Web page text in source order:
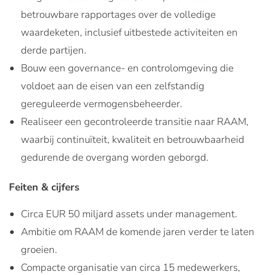
betrouwbare rapportages over de volledige
waardeketen, inclusief uitbestede activiteiten en
derde partijen.
Bouw een governance- en controlomgeving die
voldoet aan de eisen van een zelfstandig
gereguleerde vermogensbeheerder.
Realiseer een gecontroleerde transitie naar RAAM,
waarbij continuïteit, kwaliteit en betrouwbaarheid
gedurende de overgang worden geborgd.
Feiten & cijfers
Circa EUR 50 miljard assets under management.
Ambitie om RAAM de komende jaren verder te laten
groeien.
Compacte organisatie van circa 15 medewerkers,